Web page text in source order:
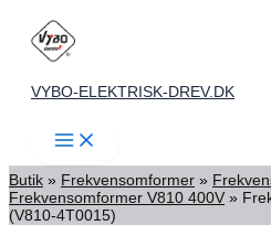
indholdet
VYBO-ELEKTRISK-DREV.DK
Butik » Frekvensomformer »
Frekvensomformer V810 400V »
(V810-4T0015)
4T0015)
antal